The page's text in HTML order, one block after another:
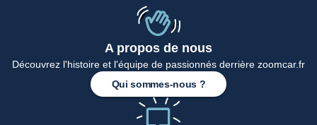
A propos de nous
Découvrez l'histoire et l'équipe de passionnés derrière zoomcar.fr
Qui sommes-nous ?